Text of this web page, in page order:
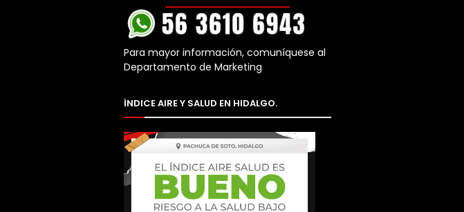
Para mayor información, comuníquese al
Departamento de Marketing
ÍNDICE AIRE Y SALUD EN HIDALGO.